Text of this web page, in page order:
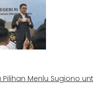
Menlu Sugiono